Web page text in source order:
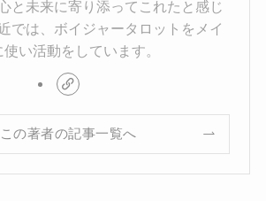
と未来に寄り添ってこれたと感じ
では、ボイジャータロットをメイ
使い活動をしています。
この著者の記事一覧へ